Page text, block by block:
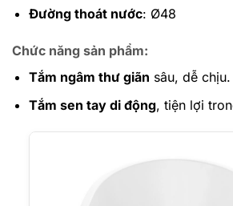
Đường thoát nước: Ø48
Chức năng sản phẩm:
Tắm ngâm thư giãn sâu, dễ chịu.
Tắm sen tay di động, tiện lợi